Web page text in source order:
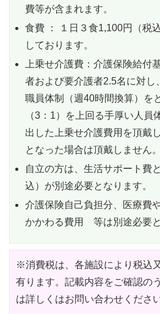
費等が含まれます。
食費 ： １日３食1,100円（税
しております。
上乗せ介護費：介護保険給付
者および要介護者2.5名に対し
職員体制（週40時間換算）を
（3：1）を上回る手厚い人員
出した上乗せ介護費用を頂戴
となった場合は頂戴しません。
自立の方は、生活サポート費
込）が別途必要となります。
介護保険自己負担分、医療費
かかわる費用 等は別途必要と
※消費税は、各施設により税込
有ります。記載内容をご確認の
は詳しくはお問い合わせください